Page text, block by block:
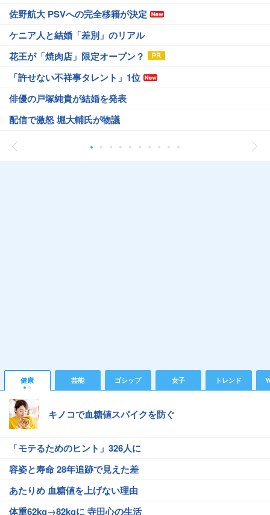
佐野航大 PSVへの完全移籍が決定
ケニア人と結婚「差別」のリアル
花王が「焼肉店」限定オープン？
「許せない不祥事タレント」1位
俳優の戸塚純貴が結婚を発表
配信で激怒 堀大輔氏が物議
健康 芸能 ゴシップ 女子 トレンド
キノコで血糖値スパイクを防ぐ
「モテるためのヒント」326人に
容姿と寿命 28年追跡で見えた差
あたりめ 血糖値を上げない理由
体重62kg→82kgに 寺田心の生活